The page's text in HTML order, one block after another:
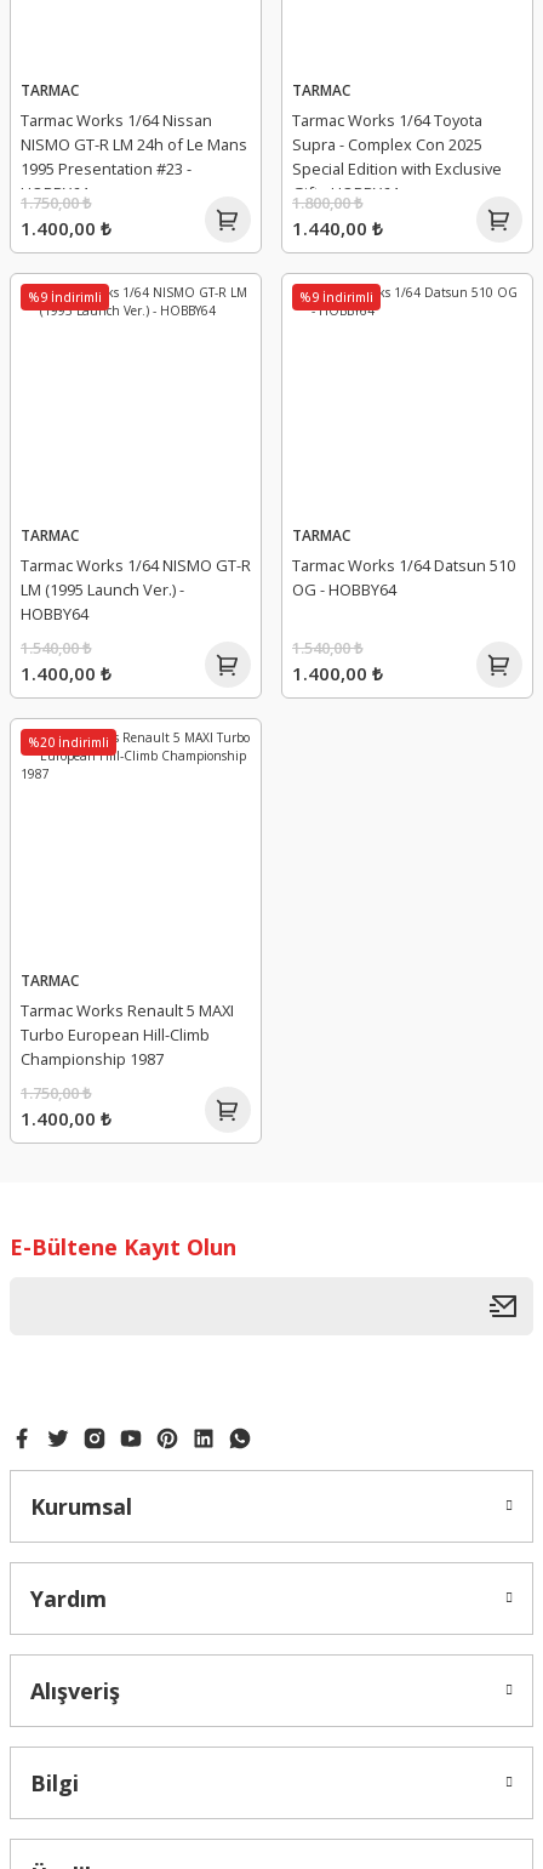
TARMAC
Tarmac Works 1/64 Nissan
NISMO GT-R LM 24h of Le Mans
1995 Presentation #23 -
HOBBY64
1.400,00 ₺
1.750,00 ₺
TARMAC
Tarmac Works 1/64 Toyota
Supra - Complex Con 2025
Special Edition with Exclusive
Gift - HOBBY64
1.440,00 ₺
1.800,00 ₺
%9 İndirimli
TARMAC
Tarmac Works 1/64 NISMO GT-R
LM (1995 Launch Ver.) -
HOBBY64
1.400,00 ₺
1.540,00 ₺
%9 İndirimli
TARMAC
Tarmac Works 1/64 Datsun 510
OG - HOBBY64
1.400,00 ₺
1.540,00 ₺
%20 İndirimli
TARMAC
Tarmac Works Renault 5 MAXI
Turbo European Hill-Climb
Championship 1987
1.400,00 ₺
1.750,00 ₺
E-Bültene Kayıt Olun
Kurumsal
Yardım
Alışveriş
Bilgi